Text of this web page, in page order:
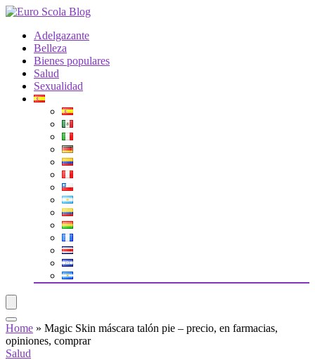
Adelgazante
Belleza
Bienes populares
Salud
Sexualidad
Home » Magic Skin máscara talón pie – precio, en farmacias,
opiniones, comprar
Salud